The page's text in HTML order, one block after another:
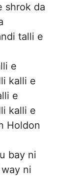
shrok da
talli e
e
kalli e
e
kalli e
Holdon
bay ni
ni